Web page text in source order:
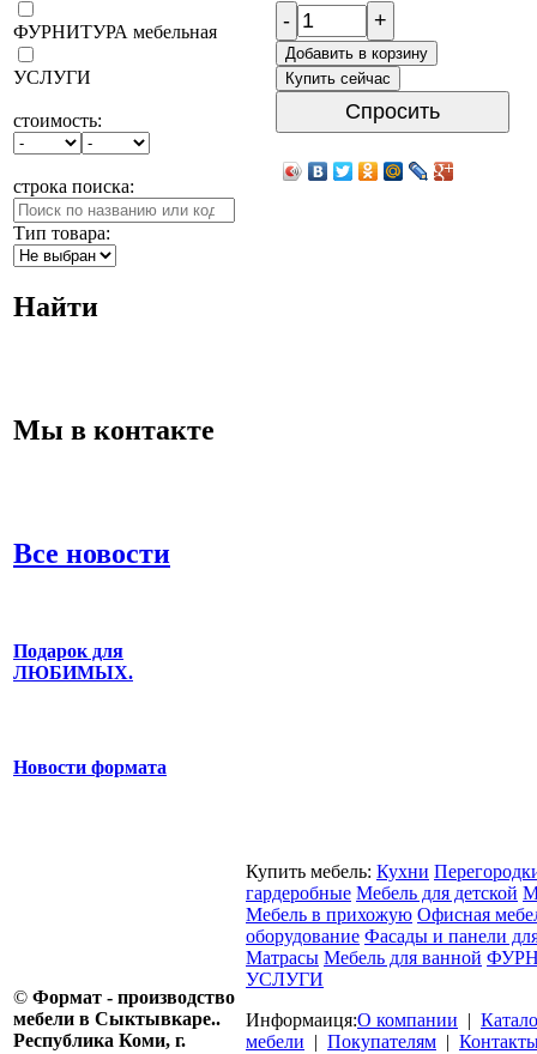
ФУРНИТУРА мебельная
УСЛУГИ
стоимость:
строка поиска:
Тип товара:
Найти
Мы в контакте
Все новости
Подарок для
ЛЮБИМЫХ.
Новости формата
- +
Добавить в корзину
Купить сейчас
Спросить
© Формат - производство
мебели в Сыктывкаре..
Республика Коми, г.
Купить мебель: Кухни
гардеробные Мебель для детской
Мебель в прихожую Офисная
оборудование Фасады и панели
Матрасы Мебель для ванной
УСЛУГИ
Информаиця:О компании |
мебели | Покупателям |